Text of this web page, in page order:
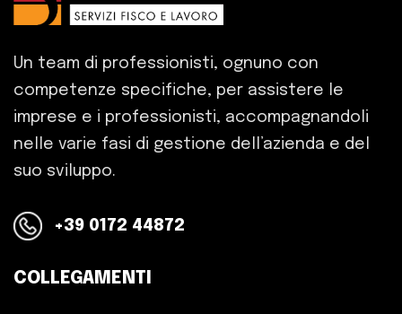
Un team di professionisti, ognuno con
competenze specifiche, per assistere le
imprese e i professionisti, accompagnandoli
nelle varie fasi di gestione dell’azienda e del
suo sviluppo.
+39 0172 44872
COLLEGAMENTI